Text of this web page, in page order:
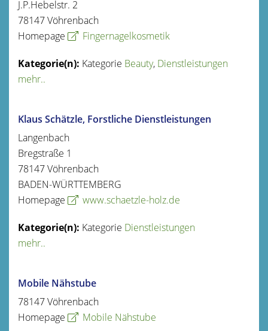
J.P.Hebelstr. 2
78147Vöhrenbach
Homepage
Fingernagelkosmetik
Kategorie Beauty, Dienstleistungen
mehr..
Klaus Schätzle, Forstliche Dienstleistungen
Langenbach
Bregstraße 1
78147Vöhrenbach
BADEN-WÜRTTEMBERG
Homepage
www.schaetzle-holz.de
Kategorie Dienstleistungen
mehr..
Mobile Nähstube
78147Vöhrenbach
Homepage
Mobile Nähstube